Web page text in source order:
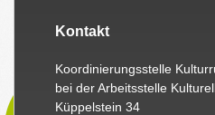
Kontakt
Koordinierungsstelle
bei der Arbeitsstelle
Küppelstein 34